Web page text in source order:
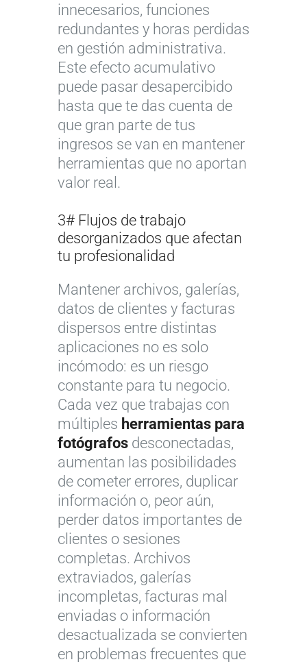
innecesarios, funciones
redundantes y horas perdidas
en gestión administrativa.
Este efecto acumulativo
puede pasar desapercibido
hasta que te das cuenta de
que gran parte de tus
ingresos se van en mantener
herramientas que no aportan
valor real.
3# Flujos de trabajo
desorganizados que afectan
tu profesionalidad
Mantener archivos, galerías,
datos de clientes y facturas
dispersos entre distintas
aplicaciones no es solo
incómodo: es un riesgo
constante para tu negocio.
Cada vez que trabajas con
múltiples herramientas para
fotógrafos desconectadas,
aumentan las posibilidades
de cometer errores, duplicar
información o, peor aún,
perder datos importantes de
clientes o sesiones
completas. Archivos
extraviados, galerías
incompletas, facturas mal
enviadas o información
desactualizada se convierten
en problemas frecuentes que